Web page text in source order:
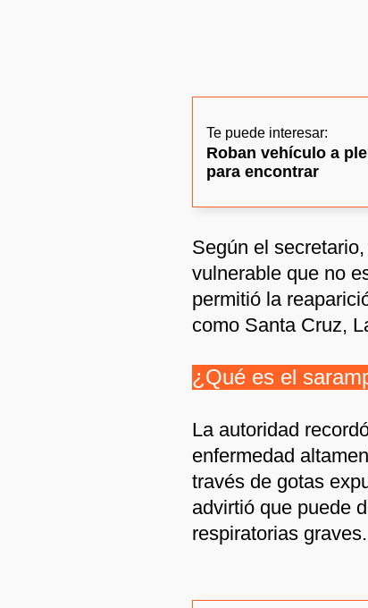
Te puede interesar:
Roban vehículo a
para encontrar
Según el
vulnerable que no
permitió la
como Santa Cruz,
¿Qué es el
La autoridad
enfermedad
través de gotas
advirtió que puede
respiratorias graves.